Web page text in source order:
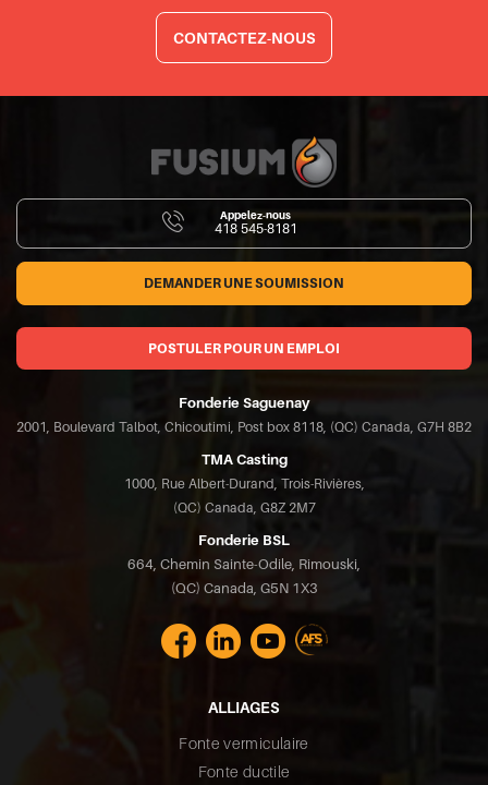
CONTACTEZ-NOUS
Appelez-nous
418 545-8181
DEMANDER UNE SOUMISSION
POSTULER POUR UN EMPLOI
Fonderie Saguenay
2001, Boulevard Talbot, Chicoutimi, Post box 8118, (QC) Canada, G7H 8B2
TMA Casting
1000, Rue Albert-Durand, Trois-Rivières,
(QC) Canada, G8Z 2M7
Fonderie BSL
664, Chemin Sainte-Odile, Rimouski,
(QC) Canada, G5N 1X3
ALLIAGES
Fonte vermiculaire
Fonte ductile